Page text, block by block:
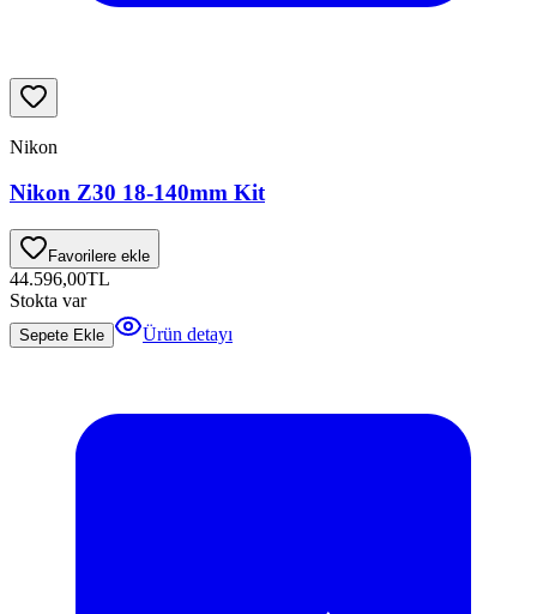
Nikon
Nikon Z30 18-140mm Kit
Favorilere ekle
44.596,00TL
Stokta var
Sepete Ekle Ürün detayı